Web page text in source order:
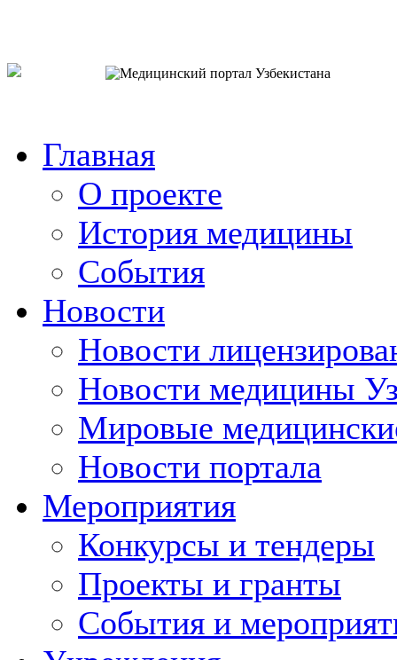
Главная
О проекте
История медицины
События
Новости
Новости
Новости медицины
Мировые
Новости портала
Мероприятия
Конкурсы и тендеры
Проекты и гранты
События и